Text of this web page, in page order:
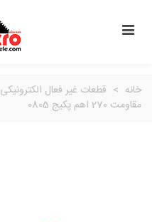
خانه > قطعات غیر فعال الکترونیکی
مقاومت 270 اهم پکیج 0805